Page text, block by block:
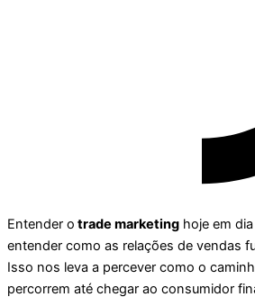
Entender o trade marketing hoje em
entender como as relações de vendas
Isso nos leva a percever como o
percorrem até chegar ao consumidor